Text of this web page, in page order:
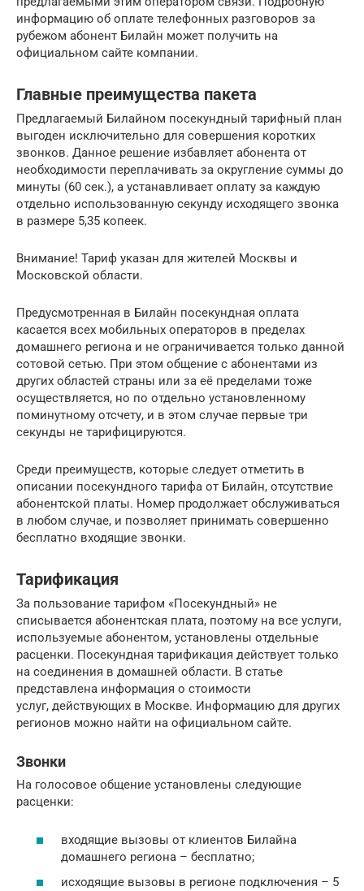
информацию об оплате телефонных разговоров за
рубежом абонент Билайн может получить на
официальном сайте компании.
Главные преимущества пакета
Предлагаемый Билайном посекундный тарифный план
выгоден исключительно для совершения коротких
звонков. Данное решение избавляет абонента от
необходимости переплачивать за округление суммы до
минуты (60 сек.), а устанавливает оплату за каждую
отдельно использованную секунду исходящего звонка
в размере 5,35 копеек.
Внимание! Тариф указан для жителей Москвы и
Московской области.
Предусмотренная в Билайн посекундная оплата
касается всех мобильных операторов в пределах
домашнего региона и не ограничивается только данной
сотовой сетью. При этом общение с абонентами из
других областей страны или за её пределами тоже
осуществляется, но по отдельно установленному
поминутному отсчету, и в этом случае первые три
секунды не тарифицируются.
Среди преимуществ, которые следует отметить в
описании посекундного тарифа от Билайн, отсутствие
абонентской платы. Номер продолжает обслуживаться
в любом случае, и позволяет принимать совершенно
бесплатно входящие звонки.
Тарификация
За пользование тарифом «Посекундный» не
списывается абонентская плата, поэтому на все услуги,
используемые абонентом, установлены отдельные
расценки. Посекундная тарификация действует только
на соединения в домашней области. В статье
представлена информация о стоимости
услуг, действующих в Москве. Информацию для других
регионов можно найти на официальном сайте.
Звонки
На голосовое общение установлены следующие
расценки:
входящие вызовы от клиентов Билайна
домашнего региона – бесплатно;
исходящие вызовы в регионе подключения – 5